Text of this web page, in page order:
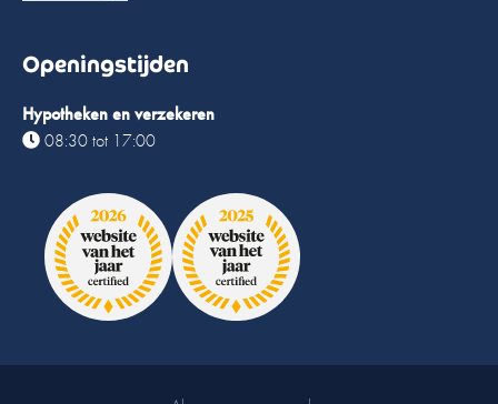
Openingstijden
Hypotheken en verzekeren
08:30 tot 17:00